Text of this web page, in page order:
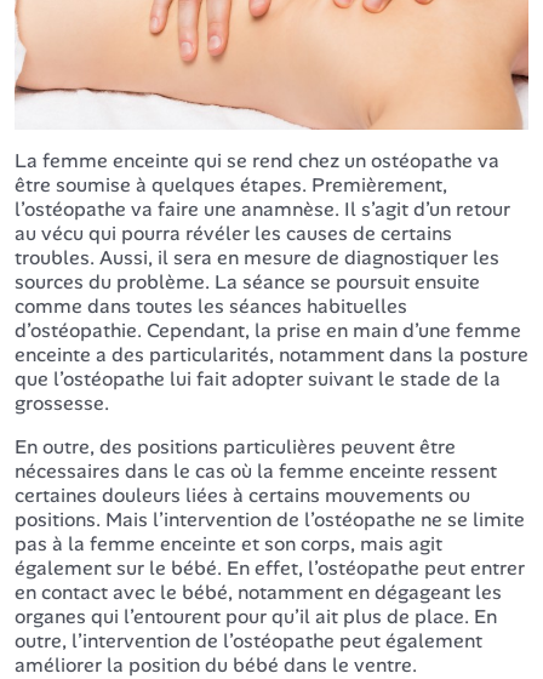
La femme enceinte qui se rend chez un ostéopathe va
être soumise à quelques étapes. Premièrement,
l’ostéopathe va faire une anamnèse. Il s’agit d’un retour
au vécu qui pourra révéler les causes de certains
troubles. Aussi, il sera en mesure de diagnostiquer les
sources du problème. La séance se poursuit ensuite
comme dans toutes les séances habituelles
d’ostéopathie. Cependant, la prise en main d’une femme
enceinte a des particularités, notamment dans la posture
que l’ostéopathe lui fait adopter suivant le stade de la
grossesse.
En outre, des positions particulières peuvent être
nécessaires dans le cas où la femme enceinte ressent
certaines douleurs liées à certains mouvements ou
positions. Mais l’intervention de l’ostéopathe ne se limite
pas à la femme enceinte et son corps, mais agit
également sur le bébé. En effet, l’ostéopathe peut entrer
en contact avec le bébé, notamment en dégageant les
organes qui l’entourent pour qu’il ait plus de place. En
outre, l’intervention de l’ostéopathe peut également
améliorer la position du bébé dans le ventre.